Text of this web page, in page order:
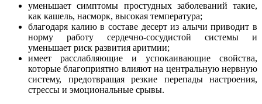
уменьшает симптомы простудных заболеваний такие,
как кашель, насморк, высокая температура;
благодаря калию в составе десерт из алычи приводит в
норму работу сердечно-сосудистой системы и
уменьшает риск развития аритмии;
имеет расслабляющие и успокаивающие свойства,
которые благоприятно влияют на центральную нервную
систему, предотвращая резкие перепады настроения,
стрессы и эмоциональные срывы.